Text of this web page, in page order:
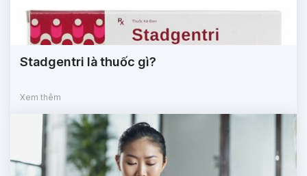
Stadgentri là thuốc gì?
Xem thêm